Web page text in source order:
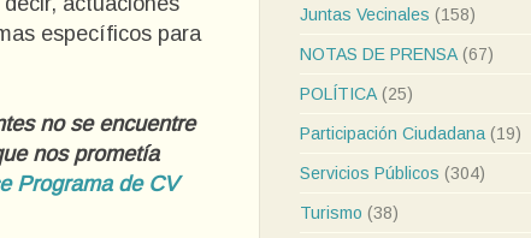
específicos para
no se encuentre
nos prometía
Programa de CV
Juntas Vecinales (158)
NOTAS DE PRENSA (67)
POLÍTICA (25)
Participación Ciudadana (19)
Servicios Públicos (304)
Turismo (38)